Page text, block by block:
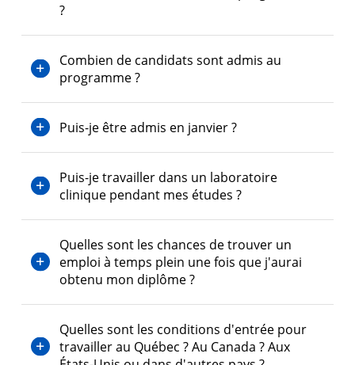
?
Combien de candidats sont admis au
programme ?
Puis-je être admis en janvier ?
Puis-je travailler dans un laboratoire
clinique pendant mes études ?
Quelles sont les chances de trouver un
emploi à temps plein une fois que j'aurai
obtenu mon diplôme ?
Quelles sont les conditions d'entrée pour
travailler au Québec ? Au Canada ? Aux